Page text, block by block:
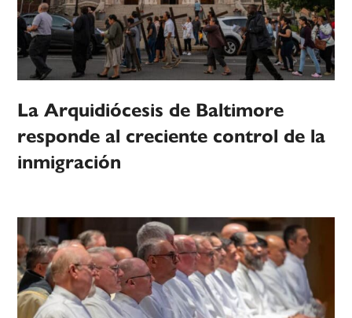
La Arquidiócesis de Baltimore
responde al creciente control de la
inmigración